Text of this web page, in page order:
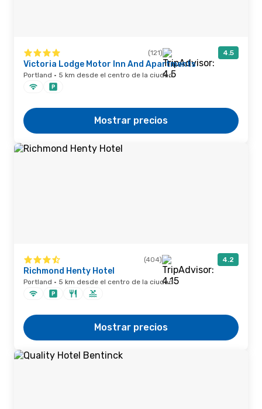
(121) 4.5
Victoria Lodge Motor Inn And Apartments
Portland · 5 km desde el centro de la ciudad
Mostrar precios
(404) 4.2
Richmond Henty Hotel
Portland · 5 km desde el centro de la ciudad
Mostrar precios